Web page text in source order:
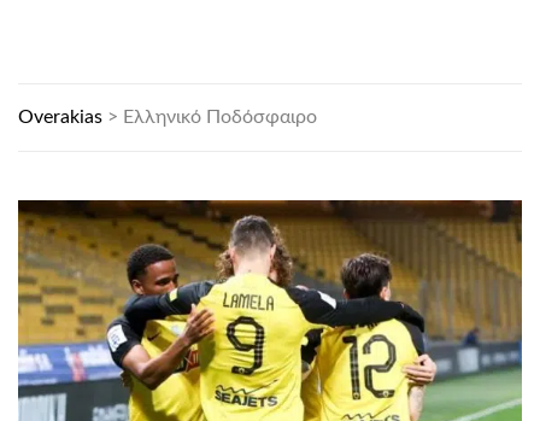
Overakias > Ελληνικό Ποδόσφαιρο